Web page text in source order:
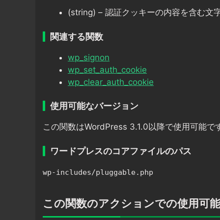
(string) – 認証クッキーの内容を含む文字
関連する関数
wp_signon
wp_set_auth_cookie
wp_clear_auth_cookie
使用可能なバージョン
この関数はWordPress 3.1.0以降で使用可能で
ワードプレスのコアファイルのパス
wp-includes/pluggable.php
この関数のアクションでの使用可